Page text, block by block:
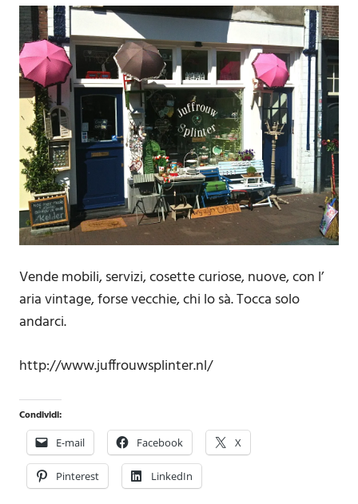
Vende mobili, servizi, cosette curiose, nuove, con l’
aria vintage, forse vecchie, chi lo sà. Tocca solo
andarci.
http://www.juffrouwsplinter.nl/
Condividi:
E-mail Facebook X
Pinterest LinkedIn